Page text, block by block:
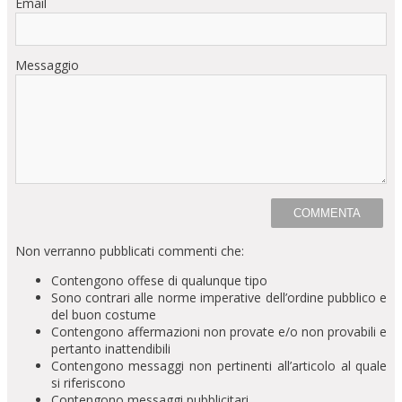
Email
Messaggio
Non verranno pubblicati commenti che:
Contengono offese di qualunque tipo
Sono contrari alle norme imperative dell’ordine pubblico e
del buon costume
Contengono affermazioni non provate e/o non provabili e
pertanto inattendibili
Contengono messaggi non pertinenti all’articolo al quale
si riferiscono